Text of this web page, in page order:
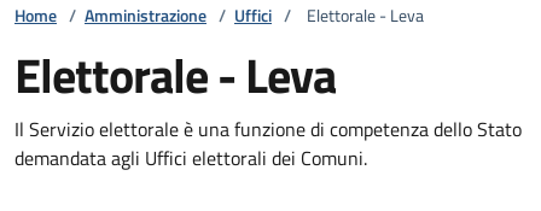
Home / Amministrazione / Uffici / Elettorale - Leva
Elettorale - Leva
Il Servizio elettorale è una funzione di competenza dello Stato
demandata agli Uffici elettorali dei Comuni.